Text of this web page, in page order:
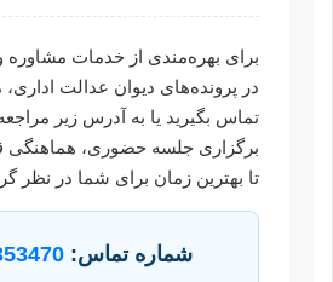
برای بهره‌مندی از خدمات
در پرونده‌های دیوان عدالت اداری،
تماس بگیرید یا به آدرس زیر
برگزاری جلسه حضوری، هماهنگی
تا بهترین زمان برای شما در نظر
شماره تماس: